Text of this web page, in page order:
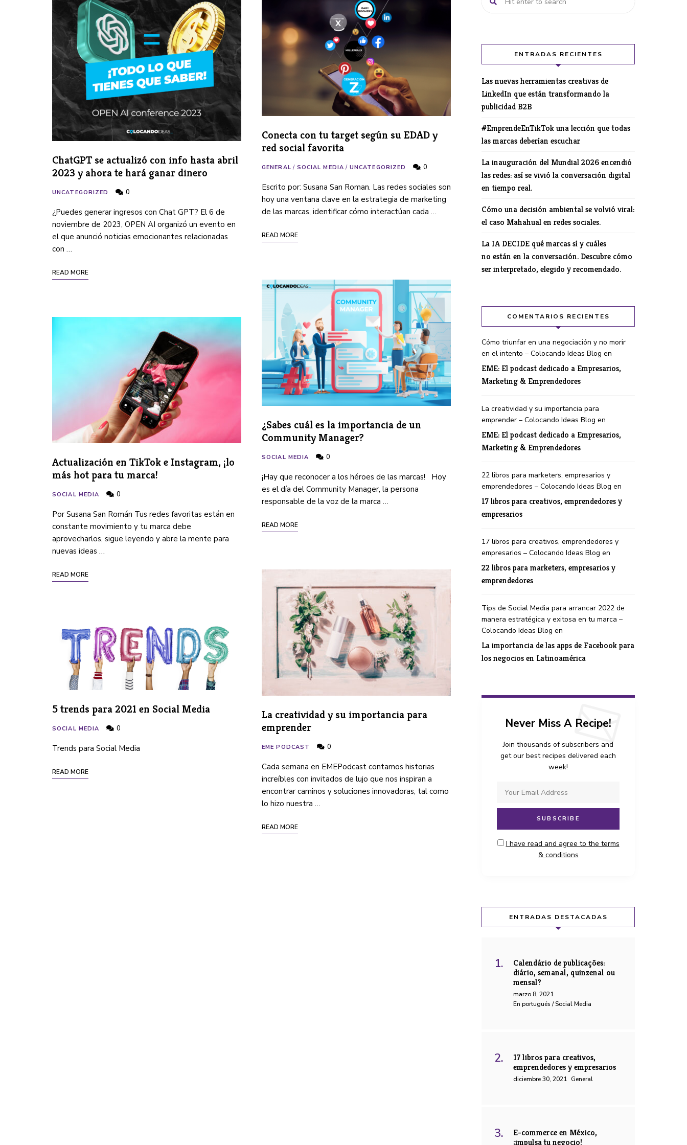
ChatGPT se actualizó con info hasta abril
2023 y ahora te hará ganar dinero
UNCATEGORIZED 0
¿Puedes generar ingresos con Chat GPT? El 6 de
noviembre de 2023, OPEN AI organizó un evento en
el que anunció noticias emocionantes relacionadas
con …
READ MORE
Actualización en TikTok e Instagram, ¡lo
más hot para tu marca!
SOCIAL MEDIA 0
Por Susana San Román Tus redes favoritas están en
constante movimiento y tu marca debe
aprovecharlos, sigue leyendo y abre la mente para
nuevas ideas …
READ MORE
5 trends para 2021 en Social Media
SOCIAL MEDIA 0
Trends para Social Media
READ MORE
Conecta con tu target según su EDAD y
red social favorita
GENERAL / SOCIAL MEDIA / UNCATEGORIZED 0
Escrito por: Susana San Roman. Las redes sociales son
hoy una ventana clave en la estrategia de marketing
de las marcas, identificar cómo interactúan cada …
READ MORE
¿Sabes cuál es la importancia de un
Community Manager?
SOCIAL MEDIA 0
¡Hay que reconocer a los héroes de las marcas! Hoy
es el día del Community Manager, la persona
responsable de la voz de la marca …
READ MORE
La creatividad y su importancia para
emprender
EME PODCAST 0
Cada semana en EMEPodcast contamos historias
increíbles con invitados de lujo que nos inspiran a
encontrar caminos y soluciones innovadoras, tal como
lo hizo nuestra …
READ MORE
ENTRADAS RECIENTES
Las nuevas herramientas creativas de
LinkedIn que están transformando la
publicidad B2B
#EmprendeEnTikTok una lección que todas
las marcas deberían escuchar
La inauguración del Mundial 2026 encendió
las redes: así se vivió la conversación digital
en tiempo real.
Cómo una decisión ambiental se volvió viral:
el caso Mahahual en redes sociales.
La IA DECIDE qué marcas sí y cuáles
no están en la conversación. Descubre cómo
ser interpretado, elegido y recomendado.
COMENTARIOS RECIENTES
Cómo triunfar en una negociación y no morir
en el intento – Colocando Ideas Blog en
EME: El podcast dedicado a Empresarios,
Marketing & Emprendedores
La creatividad y su importancia para
emprender – Colocando Ideas Blog en
EME: El podcast dedicado a Empresarios,
Marketing & Emprendedores
22 libros para marketers, empresarios y
emprendedores – Colocando Ideas Blog en
17 libros para creativos, emprendedores y
empresarios
17 libros para creativos, emprendedores y
empresarios – Colocando Ideas Blog en
22 libros para marketers, empresarios y
emprendedores
Tips de Social Media para arrancar 2022 de
manera estratégica y exitosa en tu marca –
Colocando Ideas Blog en
La importancia de las apps de Facebook para
los negocios en Latinoamérica
Never Miss A Recipe!
Join thousands of subscribers and
get our best recipes delivered each
week!
I have read and agree to the terms
& conditions
ENTRADAS DESTACADAS
Calendário de publicações:
diário, semanal, quinzenal ou
mensal?
marzo 8, 2021
En portugués / Social Media
17 libros para creativos,
emprendedores y empresarios
diciembre 30, 2021 General
E-commerce en México,
¡impulsa tu negocio!